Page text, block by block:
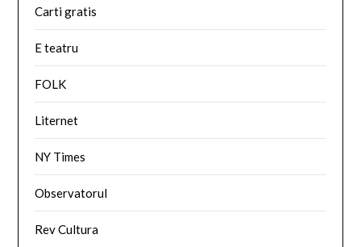
Carti gratis
E teatru
FOLK
Liternet
NY Times
Observatorul
Rev Cultura